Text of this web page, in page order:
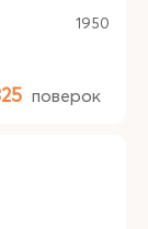
1950
поверок